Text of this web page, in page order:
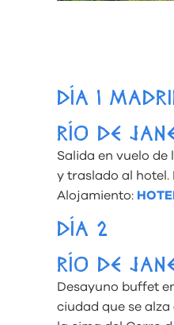
DÍA 1
RÍO DE
Salida en vuelo de
y traslado al hotel.
Alojamiento:
DÍA 2
RÍO DE
Desayuno buffet
ciudad que se